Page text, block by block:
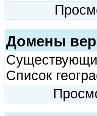
Домены
Список